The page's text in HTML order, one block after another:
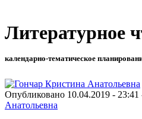
Литературное
календарно-тематическое
Опубликовано 10.04.2019 - 23:41
Анатольевна